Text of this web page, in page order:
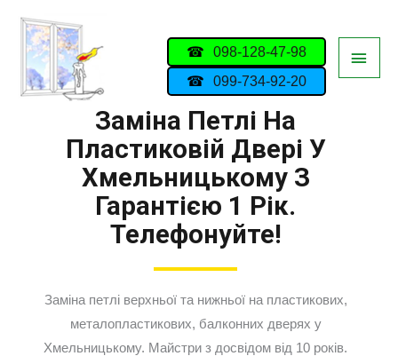
098-128-47-98
099-734-92-20
Заміна Петлі На
Пластиковій Двері У
Хмельницькому З
Гарантією 1 Рік.
Телефонуйте!
Заміна петлі верхньої та нижньої на пластикових,
металопластикових, балконних дверях у
Хмельницькому. Майстри з досвідом від 10 років.